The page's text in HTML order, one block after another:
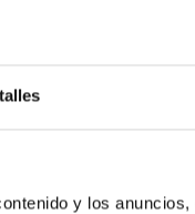
y los